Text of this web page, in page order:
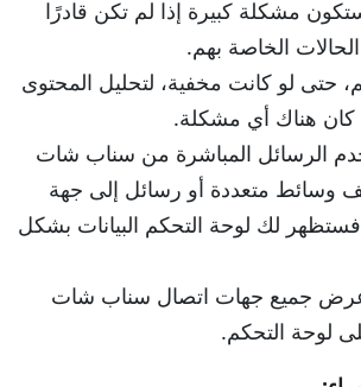
مشكلة كبيرة إذا لم تكن قادرًا
الخاصة بهم.
حتى لو كانت مخفية، لتحليل المحتوى
كان هناك أي مشكلة.
الرسائل المباشرة من سناب شات
وسائط متعددة أو رسائل إلى جهة
لك لوحة التحكم البيانات بشكل
جميع جهات اتصال سناب شات
لوحة التحكم.